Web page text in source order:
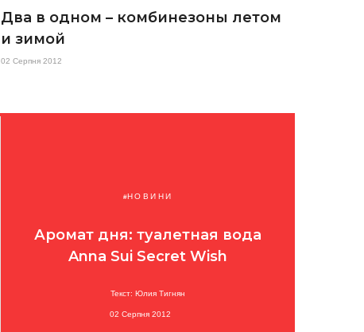
Два в одном – комбинезоны летом
и зимой
02 Серпня 2012
НОВИНИ
Аромат дня: туалетная вода
Anna Sui Secret Wish
Текст: Юлия Тигнян
02 Серпня 2012